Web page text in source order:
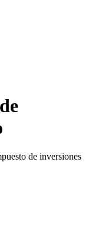
de inversiones